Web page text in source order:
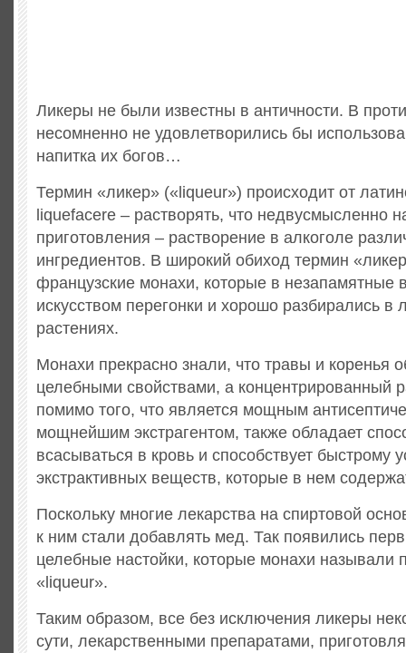
Ликеры не были известны в античности. В
несомненно не удовлетворились бы
напитка их богов…
Термин «ликер» («liqueur») происходит от
liquefacere – растворять, что недвусмысленно
приготовления – растворение в алкоголе
ингредиентов. В широкий обиход термин
французские монахи, которые в незапамятные
искусством перегонки и хорошо разбирались в
растениях.
Монахи прекрасно знали, что травы и коренья
целебными свойствами, а концентрированный
помимо того, что является мощным
мощнейшим экстрагентом, также обладает
всасываться в кровь и способствует быстрому
экстрактивных веществ, которые в нем
Поскольку многие лекарства на спиртовой
к ним стали добавлять мед. Так появились
целебные настойки, которые монахи называли
«liqueur».
Таким образом, все без исключения ликеры
сути, лекарственными препаратами,